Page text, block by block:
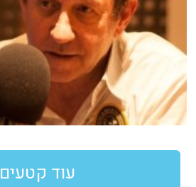
עוד קטעים